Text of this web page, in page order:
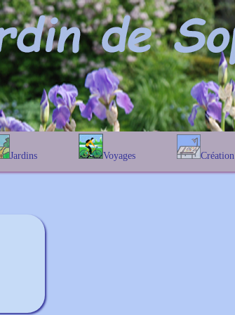
Jardins Voyages
En Belgique
Création
Prairies fleuries